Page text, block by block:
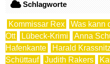
Schlagworte
Kommissar Rex Was kann
Ott
Lübeck-Krimi Anna
Hafenkante
Harald
Schüttauf
Judith Rakers